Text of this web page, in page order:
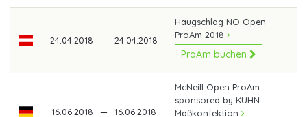
24.04.2018 — 24.04.2018
Haugschlag NÖ Open
ProAm 2018
ProAm buchen
16.06.2018 — 16.06.2018
McNeill Open ProAm
sponsored by KUHN
Maßkonfektion